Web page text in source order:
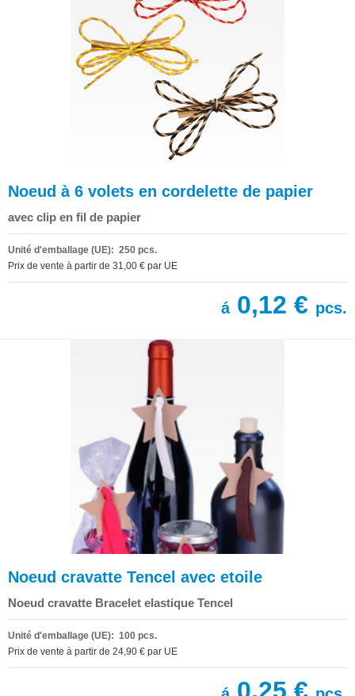
Noeud à 6 volets en cordelette de papier
avec clip en fil de papier
Unité d'emballage (UE): 250 pcs.
Prix de vente à partir de 31,00 € par UE
á0,12 € pcs.
Noeud cravatte Tencel avec etoile
Noeud cravatte Bracelet elastique Tencel
Unité d'emballage (UE): 100 pcs.
Prix de vente à partir de 24,90 € par UE
0,25 €